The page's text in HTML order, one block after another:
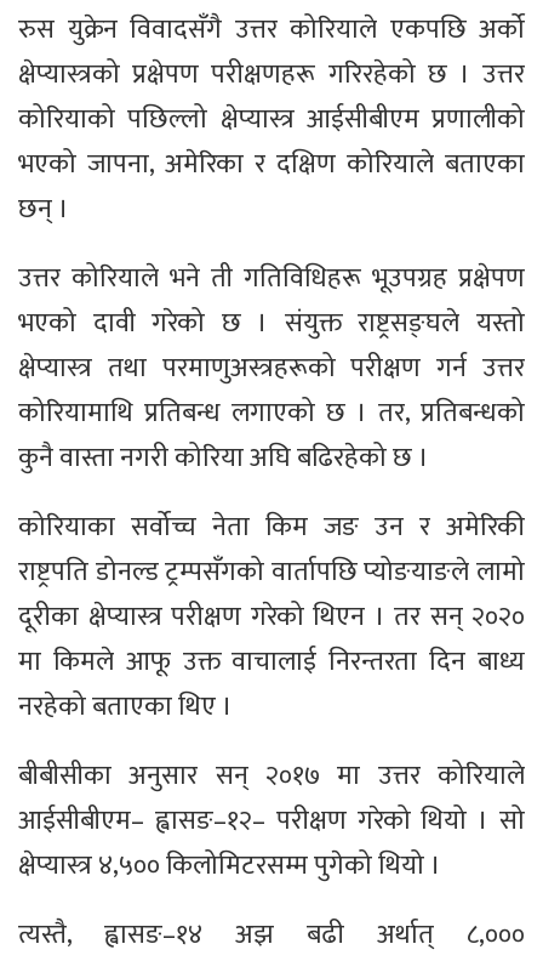
रुस युक्रेन विवादसँगै उत्तर कोरियाले एकपछि अर्को
क्षेप्यास्त्रको प्रक्षेपण परीक्षणहरू गरिरहेको छ । उत्तर
कोरियाको पछिल्लो क्षेप्यास्त्र आईसीबीएम प्रणालीको
भएको जापना, अमेरिका र दक्षिण कोरियाले बताएका
छन् ।
उत्तर कोरियाले भने ती गतिविधिहरू भूउपग्रह प्रक्षेपण
भएको दावी गरेको छ । संयुक्त राष्ट्रसङ्घले यस्तो
क्षेप्यास्त्र तथा परमाणुअस्त्रहरूको परीक्षण गर्न उत्तर
कोरियामाथि प्रतिबन्ध लगाएको छ । तर, प्रतिबन्धको
कुनै वास्ता नगरी कोरिया अघि बढिरहेको छ ।
कोरियाका सर्वोच्च नेता किम जङ उन र अमेरिकी
राष्ट्रपति डोनल्ड ट्रम्पसँगको वार्तापछि प्योङयाङले लामो
दूरीका क्षेप्यास्त्र परीक्षण गरेको थिएन । तर सन् २०२०
मा किमले आफू उक्त वाचालाई निरन्तरता दिन बाध्य
नरहेको बताएका थिए ।
बीबीसीका अनुसार सन् २०१७ मा उत्तर कोरियाले
आईसीबीएम– ह्वासङ–१२– परीक्षण गरेको थियो । सो
क्षेप्यास्त्र ४,५०० किलोमिटरसम्म पुगेको थियो ।
त्यस्तै, ह्वासङ–१४ अझ बढी अर्थात् ८,०००